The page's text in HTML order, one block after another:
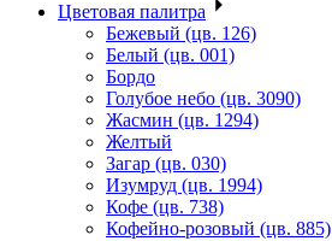
Цветовая палитра
Бежевый (цв. 126)
Белый (цв. 001)
Бордо
Голубое небо (цв. 3090)
Жасмин (цв. 1294)
Желтый
Загар (цв. 030)
Изумруд (цв. 1994)
Кофе (цв. 738)
Кофейно-розовый (цв. 885)